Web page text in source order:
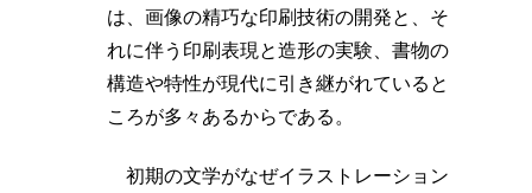
は、画像の精巧な印刷技術の開発と、そ
れに伴う印刷表現と造形の実験、書物の
構造や特性が現代に引き継がれていると
ころが多々あるからである。
初期の文学がなぜイラストレーション